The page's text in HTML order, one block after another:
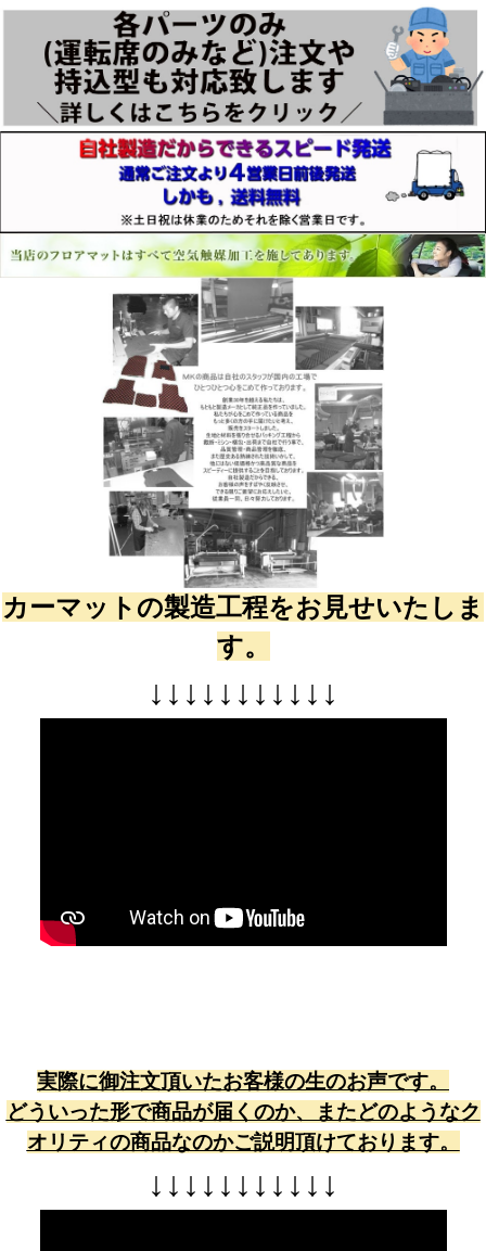
カーマットの製造工程をお見せいたしま
す。
↓ ↓ ↓ ↓ ↓ ↓ ↓ ↓ ↓ ↓ ↓
実際に御注文頂いたお客様の生のお声です。
どういった形で商品が届くのか、またどのようなク
オリティの商品なのかご説明頂けております。
↓ ↓ ↓ ↓ ↓ ↓ ↓ ↓ ↓ ↓ ↓